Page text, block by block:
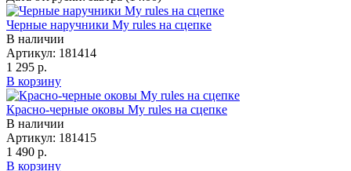
Черные наручники My rules на сцепке
В наличии
Артикул: 181414
1 295 р.
В корзину
Красно-черные оковы My rules на сцепке
В наличии
Артикул: 181415
1 490 р.
В корзину